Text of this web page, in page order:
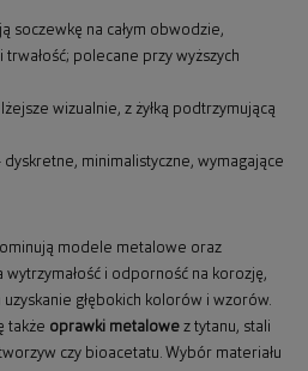
soczewkę na całym obwodzie,
polecane przy wyższych
wizualnie, z żyłką podtrzymującą
dyskretne, minimalistyczne, wymagające
modele metalowe oraz
i odporność na korozję,
głębokich kolorów i wzorów.
także oprawki metalowe z tytanu, stali
czy bioacetatu. Wybór materiału